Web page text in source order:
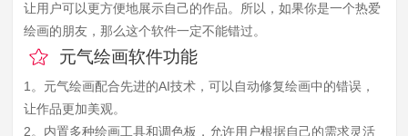
让用户可以更方便地展示自己的作品。所以，如果你是一个热爱
绘画的朋友，那么这个软件一定不能错过。
元气绘画软件功能
1。元气绘画配合先进的AI技术，可以自动修复绘画中的错误，
让作品更加美观。
2。内置多种绘画工具和调色板，允许用户根据自己的需求灵活